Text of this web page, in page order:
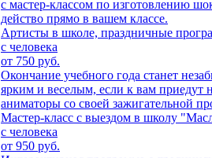
с мастер-классом по изготовлению
действо прямо в вашем классе.
Артисты в школе, праздничные
с человека
от 750 руб.
Окончание учебного года станет
ярким и веселым, если к вам приедут
аниматоры со своей зажигательной
Мастер-класс с выездом в школу
с человека
от 950 руб.